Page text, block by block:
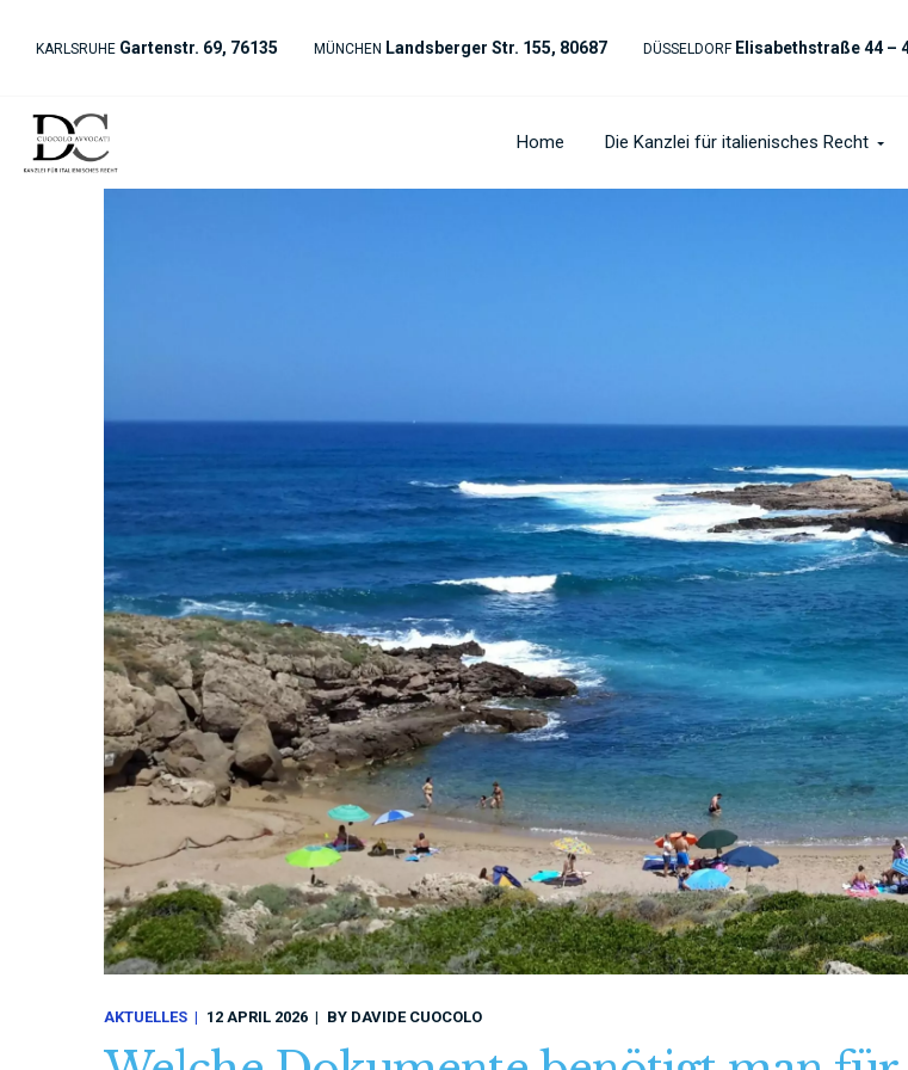
KARLSRUHE Gartenstr. 69, 76135 MÜNCHEN Landsberger Str. 155, 80687 DÜSSELDORF Elisabethstraße 44 –
Home Die Kanzlei für italienisches Recht
AKTUELLES 12 APRIL 2026 BY DAVIDE CUOCOLO